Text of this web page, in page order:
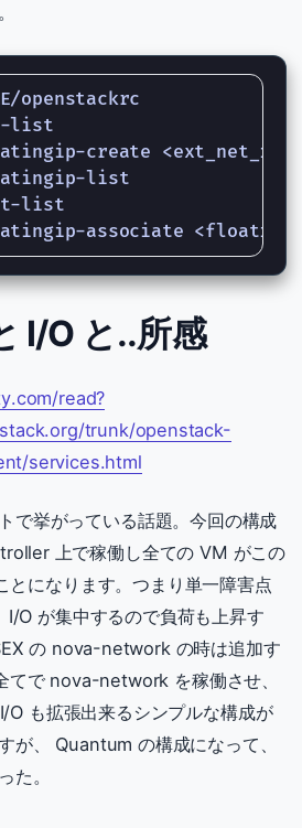
openstackrc
list
create <ext_net_id>
list
list
I/O と..所感
read?
trunk/openstack-
services.html
で挙がっている話題。今回の構成
上で稼働し全ての VM がこの
になります。つまり単一障害点
I/O が集中するので負荷も上昇す
の nova-network の時は追加す
で nova-network を稼働させ、
も拡張出来るシンプルな構成が
が、 Quantum の構成になって、
た。